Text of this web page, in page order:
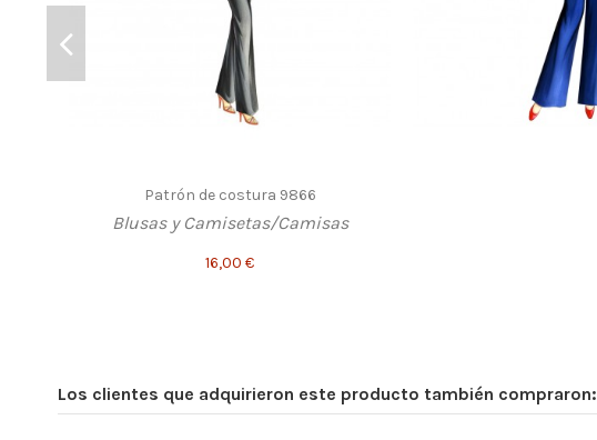
Patrón de costura 9866
Blusas y Camisetas/Camisas
16,00 €
Los clientes que adquirieron este producto también compraron: